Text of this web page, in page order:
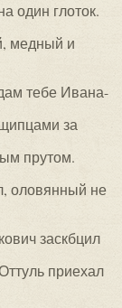
один глоток.
медный и
тебе Ивана-
за
прутом.
оловянный не
заскбцил
приехал